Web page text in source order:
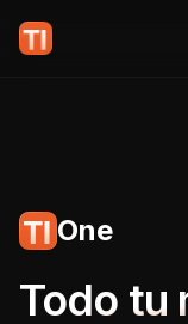
One
Todo tu